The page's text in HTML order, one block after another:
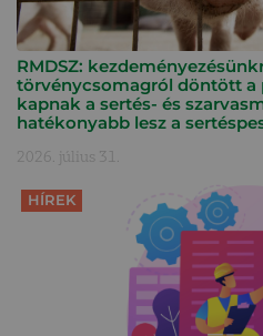
RMDSZ:
törvénycsomagról döntött a
kapnak a sertés- és
hatékonyabb lesz a
2026. július 31.
HÍREK